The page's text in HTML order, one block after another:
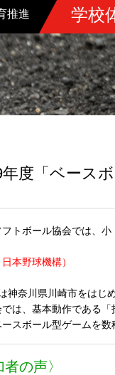
推進 学校
年度「ベース
トボール協会では、小
日本野球機構）
神奈川県川崎市をはじ
は、基本動作である「
スボール型ゲームを数
者の声〉